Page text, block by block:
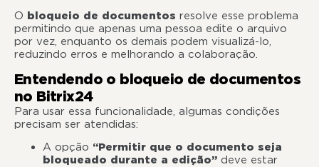
O bloqueio de documentos resolve esse problema
permitindo que apenas uma pessoa edite o arquivo
por vez, enquanto os demais podem visualizá-lo,
reduzindo erros e melhorando a colaboração.
Entendendo o bloqueio de documentos
no Bitrix24
Para usar essa funcionalidade, algumas condições
precisam ser atendidas:
A opção “Permitir que o documento seja
bloqueado durante a edição” deve estar